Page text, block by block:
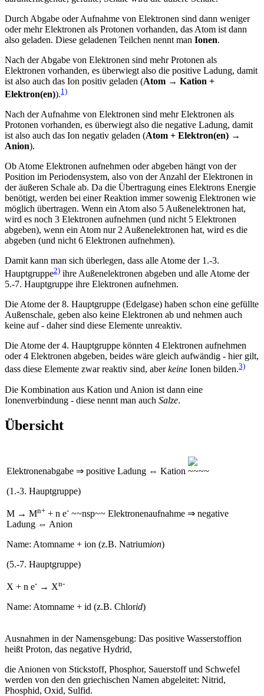
Durch Abgabe oder Aufnahme von Elektronen sind dann weniger
oder mehr Elektronen als Protonen vorhanden, das Atom ist dann
also geladen. Diese geladenen Teilchen nennt man Ionen.
Nach der Abgabe von Elektronen sind mehr Protonen als
Elektronen vorhanden, es überwiegt also die positive Ladung, damit
ist also auch das Ion positiv geladen (Atom → Kation +
Elektron(en)).1)
Nach der Aufnahme von Elektronen sind mehr Elektronen als
Protonen vorhanden, es überwiegt also die negative Ladung, damit
ist also auch das Ion negativ geladen (Atom + Elektron(en) →
Anion).
Ob Atome Elektronen aufnehmen oder abgeben hängt von der
Position im Periodensystem, also von der Anzahl der Elektronen in
der äußeren Schale ab. Da die Übertragung eines Elektrons Energie
benötigt, werden bei einer Reaktion immer sowenig Elektronen wie
möglich übertragen. Wenn ein Atom also 5 Außenelektronen hat,
wird es noch 3 Elektronen aufnehmen (und nicht 5 Elektronen
abgeben), wenn ein Atom nur 2 Außenelektronen hat, wird es die
abgeben (und nicht 6 Elektronen aufnehmen).
Damit kann man sich überlegen, dass alle Atome der 1.-3.
Hauptgruppe2) ihre Außenelektronen abgeben und alle Atome der
5.-7. Hauptgruppe ihre Elektronen aufnehmen.
Die Atome der 8. Hauptgruppe (Edelgase) haben schon eine gefüllte
Außenschale, geben also keine Elektronen ab und nehmen auch
keine auf - daher sind diese Elemente unreaktiv.
Die Atome der 4. Hauptgruppe könnten 4 Elektronen aufnehmen
oder 4 Elektronen abgeben, beides wäre gleich aufwändig - hier gilt,
dass diese Elemente zwar reaktiv sind, aberkeine Ionen bilden.3)
Die Kombination aus Kation und Anion ist dann eine
Ionenverbindung - diese nennt man auch Salze.
Übersicht
Elektronenabgabe ⇒ positive Ladung ⇔ Kation
(1.-3. Hauptgruppe)
M → Mn+ + n e- ~~nsp~~ Elektronenaufnahme ⇒ negative
Ladung ⇔ Anion
Name: Atomname + ion (z.B. Natriumion)
(5.-7. Hauptgruppe)
X + n e- → Xn-
Name: Atomname + id (z.B. Chlorid)
Ausnahmen in der Namensgebung: Das positive Wasserstoffion
heißt Proton, das negative Hydrid,
die Anionen von Stickstoff, Phosphor, Sauerstoff und Schwefel
werden von den den griechischen Namen abgeleitet: Nitrid,
Phosphid, Oxid, Sulfid.